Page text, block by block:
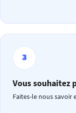
Vous souhaitez
Faites-le nous